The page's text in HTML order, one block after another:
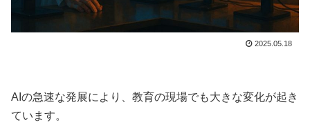
2025.05.18
AIの急速な発展により、教育の現場でも大きな変化が起き
ています。